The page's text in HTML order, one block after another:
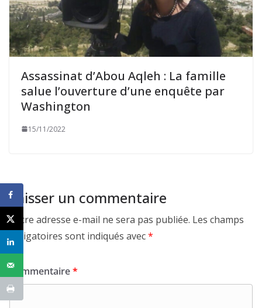
Assassinat d’Abou Aqleh : La famille
salue l’ouverture d’une enquête par
Washington
15/11/2022
Laisser un commentaire
Votre adresse e-mail ne sera pas publiée. Les champs
obligatoires sont indiqués avec*
Commentaire*